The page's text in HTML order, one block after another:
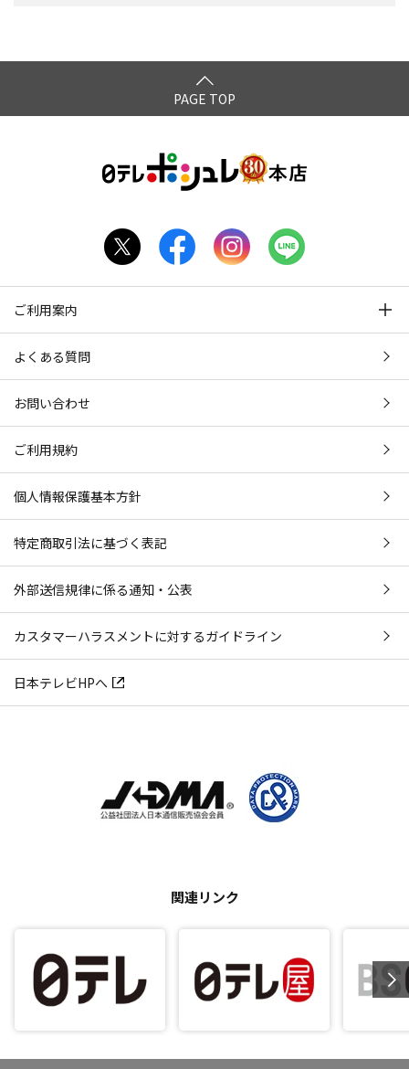
PAGE TOP
ご利用案内
よくある質問
お問い合わせ
ご利用規約
個人情報保護基本方針
特定商取引法に基づく表記
外部送信規律に係る通知・公表
カスタマーハラスメントに対するガイドライン
日本テレビHPへ
関連リンク